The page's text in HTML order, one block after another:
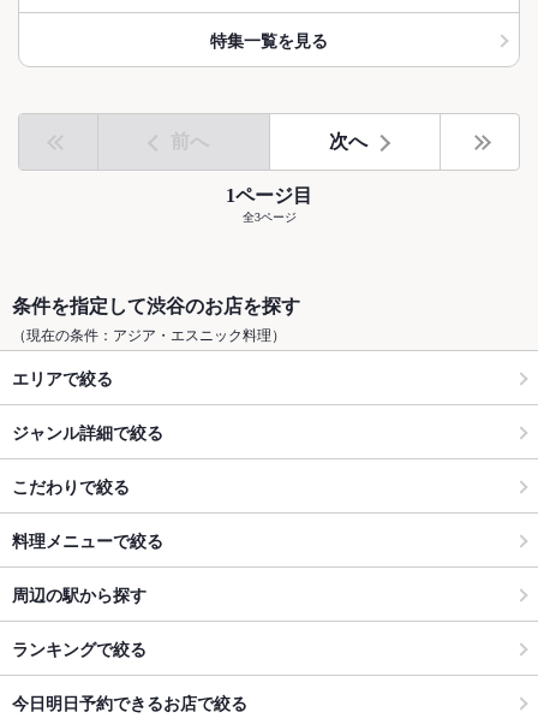
特集一覧を見る
前へ 次へ
1ページ目
全3ページ
条件を指定して渋谷のお店を探す
（現在の条件：アジア・エスニック料理）
エリアで絞る
ジャンル詳細で絞る
こだわりで絞る
料理メニューで絞る
周辺の駅から探す
ランキングで絞る
今日明日予約できるお店で絞る